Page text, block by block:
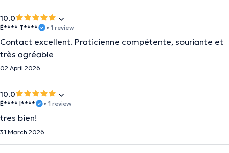
10.0
É**** T**** • 1 review
Contact excellent. Praticienne compétente, souriante et
très agréable
02 April 2026
10.0
É**** I**** • 1 review
tres bien!
31 March 2026